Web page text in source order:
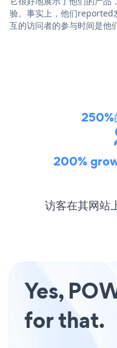
验。事实上，他们reported
互的访问者的参与时间是他
250%
200%
访客在其网站
Yes,
for that.